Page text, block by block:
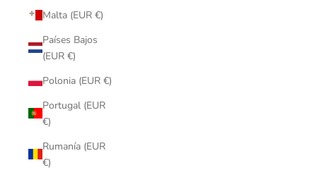
Malta (EUR €)
Países Bajos
(EUR €)
Polonia (EUR €)
Portugal (EUR
€)
Rumanía (EUR
€)